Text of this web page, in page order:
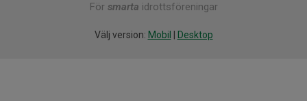
För smarta idrottsföreningar
Välj version: Mobil Desktop